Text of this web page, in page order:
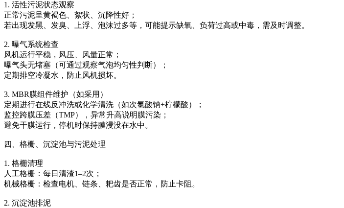
1. 活性污泥状态观察
正常污泥呈黄褐色、絮状、沉降性好；
若出现发黑、发臭、上浮、泡沫过多等，可能提示缺氧、负荷过高或中毒，需及时调整。
2. 曝气系统检查
风机运行平稳，风压、风量正常；
曝气头无堵塞（可通过观察气泡均匀性判断）；
定期排空冷凝水，防止风机损坏。
3. MBR膜组件维护（如采用）
定期进行在线反冲洗或化学清洗（如次氯酸钠+柠檬酸）；
监控跨膜压差（TMP），异常升高说明膜污染；
避免干膜运行，停机时保持膜浸没在水中。
四、格栅、沉淀池与污泥处理
1. 格栅清理
人工格栅：每日清渣1–2次；
机械格栅：检查电机、链条、耙齿是否正常，防止卡阻。
2. 沉淀池排泥